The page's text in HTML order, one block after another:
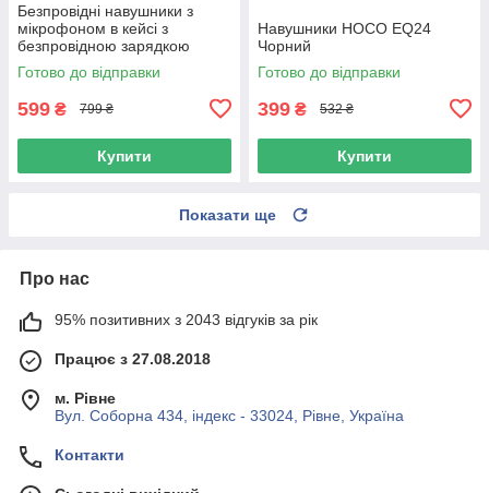
Безпровідні навушники з
мікрофоном в кейсі з
безпровідною зарядкою
HOCO EW63 |ANC| Білий
Готово до відправки
599 ₴ 799 ₴
Купити
Навушники HOCO EQ24
Чорний
Готово до відправки
399 ₴ 532 ₴
Купити
Показати ще
Про нас
95% позитивних з 2043 відгуків за рік
Працює з 27.08.2018
м. Рівне
Вул. Соборна 434, індекс - 33024, Рівне, Україна
Контакти